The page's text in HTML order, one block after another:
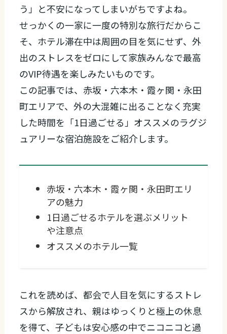
う」と不安になってしまいがちですよね。
せっかくの一家に一度の特別な旅行だからこ
そ、ホテル滞在中は周囲の目を気にせず、外
出のストレスをゼロにして家族みんなで最高
のVIP待遇を楽しみたいものです。
この記事では、赤坂・六本木・霞ヶ関・永田
町エリアで、外の大混雑に出ることなく充実
した時間を「1日過ごせる」オススメのラグジ
ュアリーな宿泊施設をご紹介します。
赤坂・六本木・霞ヶ関・永田町エリ
アの魅力
1日過ごせるホテルを選ぶメリット
や注意点
オススメのホテル一覧
これを読めば、都会で人目を気にするストレ
スから解放され、親はゆっくりと極上の休息
を得て、子どもは安心感の中でニコニコと過